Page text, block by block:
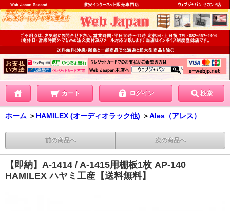
カート ログイン 検索
ホーム ＞ HAMILEX (オーディオラック他) ＞Ales（アレス）
前の商品へ 次の商品へ
【即納】A-1414 / A-1415用棚板1枚 AP-140
HAMILEX ハヤミ工産【送料無料】